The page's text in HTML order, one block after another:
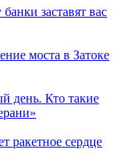
заставят вас
моста в Затоке
день. Кто такие
ракетное сердце